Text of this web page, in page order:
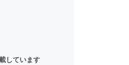
しています